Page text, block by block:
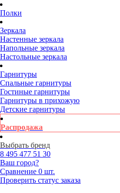
Полки
Зеркала
Настенные зеркала
Напольные зеркала
Настольные зеркала
Гарнитуры
Спальные гарнитуры
Гостиные гарнитуры
Гарнитуры в прихожую
Детские гарнитуры
Распродажа
Выбрать бренд
8 495 477 51 30
Ваш город?
Сравнение 0 шт.
Проверить статус заказа